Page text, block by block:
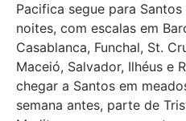
Pacifica segue para
noites, com escalas em
Casablanca, Funchal, St.
Maceió, Salvador, Ilhéus e
chegar a Santos em
semana antes, parte de